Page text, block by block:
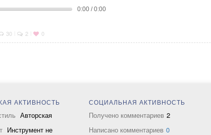
0:00 / 0:00
30 2 0
АКТИВНОСТЬ
Авторская
Инструмент не
СОЦИАЛЬНАЯ АКТИВНОСТЬ
Получено комментариев 2
Написано комментариев 0